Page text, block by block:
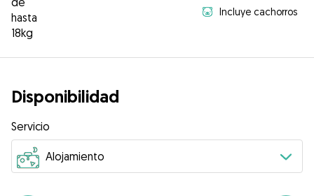
hasta
18kg
Incluye cachorros
Disponibilidad
Servicio